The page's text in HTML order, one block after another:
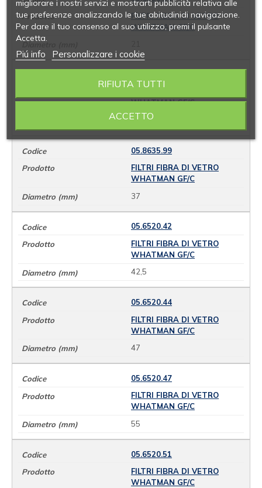
FILTRI FIBRA DI VETRO
WHATMAN GF/C
WHATMAN GF/C
25
05.8635.99
FILTRI FIBRA DI VETRO
WHATMAN GF/C
37
05.6520.42
FILTRI FIBRA DI VETRO
WHATMAN GF/C
42,5
05.6520.44
FILTRI FIBRA DI VETRO
WHATMAN GF/C
47
05.6520.47
FILTRI FIBRA DI VETRO
WHATMAN GF/C
55
05.6520.51
FILTRI FIBRA DI VETRO
WHATMAN GF/C
migliorare i nostri servizi e mostrarti pubblicità relativa alle
tue preferenze analizzando le tue abitudinidi navigazione.
Per dare il tuo consenso al suo utilizzo, premi il pulsante
Accetta.
Piú info Personalizzare i cookie
RIFIUTA TUTTI
ACCETTO